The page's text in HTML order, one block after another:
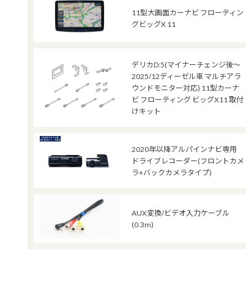
11型大画面カーナビ フローティン
グビッグX 11
デリカD:5(マイナーチェンジ後～
2025/12ディーゼル車 マルチアラ
ウンドモニター対応) 11型カーナ
ビ フローティング ビッグX11 取付
けキット
2020年以降アルパインナビ専用
ドライブレコーダー(フロントカメ
ラ+バックカメラタイプ)
AUX変換/ビデオ入力ケーブル
(0.3m)